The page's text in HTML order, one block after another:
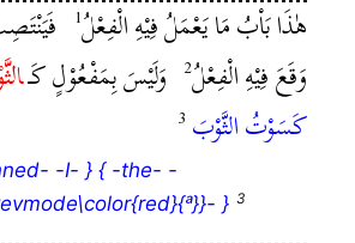
هٰذَا بَاْبُ مَا يَعْمَلُ فِيْهِ الْفِعْلُ
وَقَعَ فِيْهِ الْفِعْلُ وَلَيْسَ بِمَفْعُوْلٍ كَـ
كَسَوْتُ الثَّوْبَ
-I- } { -the- -
}